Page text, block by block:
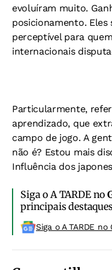
evoluíram muito.
posicionamento. Eles
perceptível para
internacionais
Particularmente,
aprendizado, que
campo de jogo. A
não é? Estou mais
Influência dos
Siga o A TARDE no
principais
Siga o A TARDE